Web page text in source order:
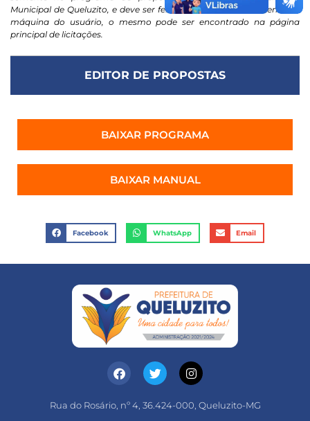
Municipal de Queluzito, e deve ser feito o download diretamente na
máquina do usuário, o mesmo pode ser encontrado na página
principal de licitações.
EDITOR DE PROPOSTAS
BAIXAR PROGRAMA
BAIXAR MANUAL
Facebook WhatsApp Email
Rua do Rosário, nº 4, 36.424-000, Queluzito-MG